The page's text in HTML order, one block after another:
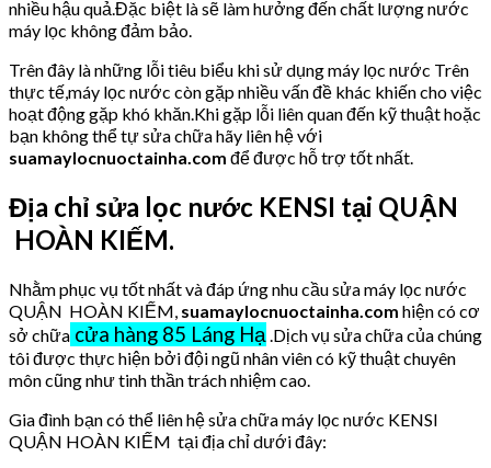
nhiều hậu quả.Đặc biệt là sẽ làm hưởng đến chất lượng nước
máy lọc không đảm bảo.
Trên đây là những lỗi tiêu biểu khi sử dụng máy lọc nước Trên
thực tế,máy lọc nước còn gặp nhiều vấn đề khác khiến cho việc
hoạt động gặp khó khăn.Khi gặp lỗi liên quan đến kỹ thuật hoặc
bạn không thể tự sửa chữa hãy liên hệ với
suamaylocnuoctainha.com để được hỗ trợ tốt nhất.
Địa chỉ sửa lọc nước KENSI tại QUẬN
HOÀN KIẾM.
Nhằm phục vụ tốt nhất và đáp ứng nhu cầu sửa máy lọc nước
QUẬN HOÀN KIẾM, suamaylocnuoctainha.com hiện có cơ
sở chữa cửa hàng 85 Láng Hạ .Dịch vụ sửa chữa của chúng
tôi được thực hiện bởi đội ngũ nhân viên có kỹ thuật chuyên
môn cũng như tinh thần trách nhiệm cao.
Gia đình bạn có thể liên hệ sửa chữa máy lọc nước KENSI
QUẬN HOÀN KIẾM tại địa chỉ dưới đây: